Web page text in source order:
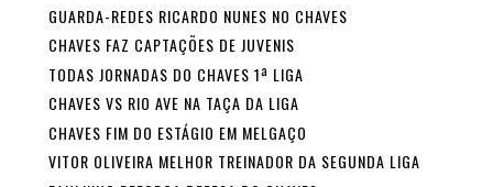
GUARDA-REDES RICARDO NUNES NO CHAVES
CHAVES FAZ CAPTAÇÕES DE JUVENIS
TODAS JORNADAS DO CHAVES 1ª LIGA
CHAVES VS RIO AVE NA TAÇA DA LIGA
CHAVES FIM DO ESTÁGIO EM MELGAÇO
VITOR OLIVEIRA MELHOR TREINADOR DA SEGUNDA LIGA